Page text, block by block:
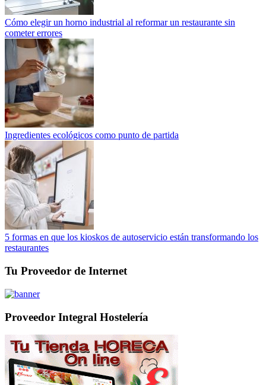
Cómo elegir un horno industrial al reformar un restaurante sin
cometer errores
Ingredientes ecológicos como punto de partida
5 formas en que los kioskos de autoservicio están transformando los
restaurantes
Tu Proveedor de Internet
Proveedor Integral Hostelería